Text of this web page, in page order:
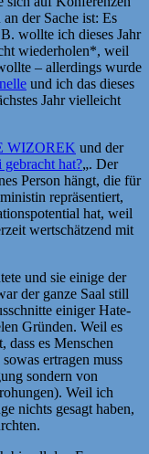
der Sache ist: Es
wollte ich dieses Jahr
wiederholen*, weil
– allerdings wurde
und ich das dieses
Jahr vielleicht
WIZOREK und der
hat?„. Der
Person hängt, die für
repräsentiert,
hat, weil
wertschätzend mit
und sie einige der
der ganze Saal still
einiger Hate-
Gründen. Weil es
dass es Menschen
ertragen muss
sondern von
Weil ich
nichts gesagt haben,